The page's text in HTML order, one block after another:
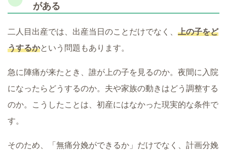
がある
二人目出産では、出産当日のことだけでなく、 上の子をど
うするかという問題もあります。
急に陣痛が来たとき、誰が上の子を見るのか。夜間に入院
になったらどうするのか。夫や家族の動きはどう調整する
のか。こうしたことは、初産にはなかった現実的な条件で
す。
そのため、「無痛分娩ができるか」だけでなく、計画分娩